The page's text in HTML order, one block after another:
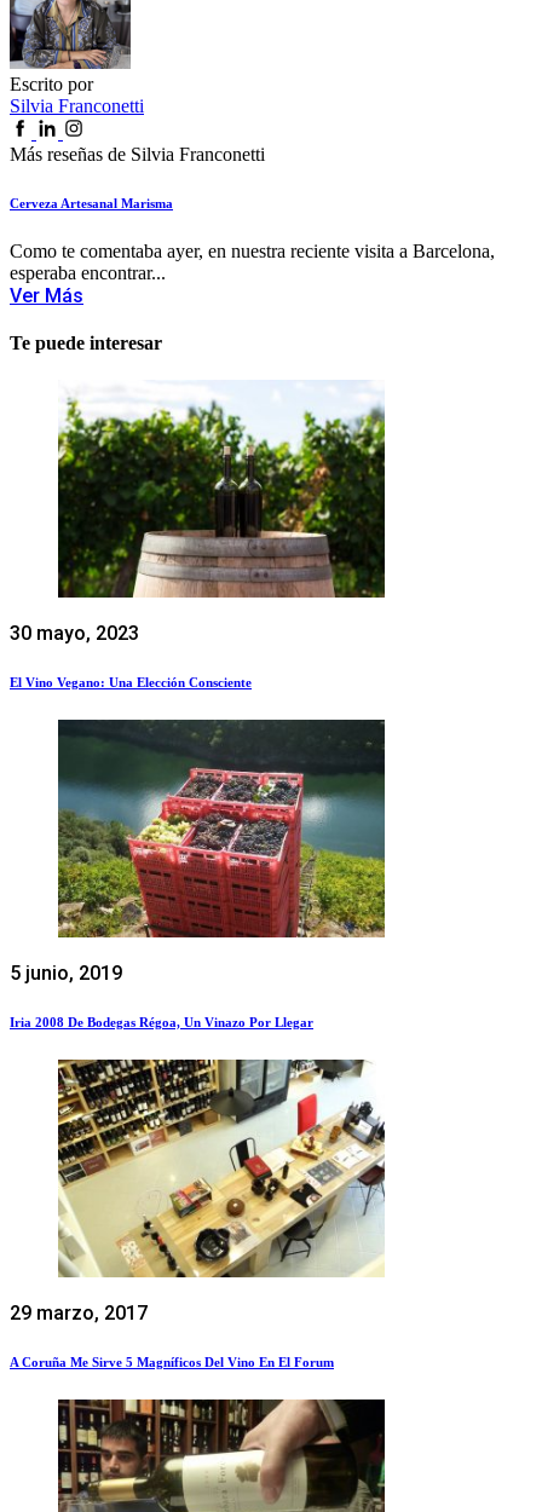
Escrito por
Silvia Franconetti
Más reseñas de Silvia Franconetti
Cerveza Artesanal Marisma
Como te comentaba ayer, en nuestra reciente visita a Barcelona,
esperaba encontrar...
Ver Más
Te puede interesar
30 mayo, 2023
El Vino Vegano: Una Elección Consciente
5 junio, 2019
Iria 2008 De Bodegas Régoa, Un Vinazo Por Llegar
29 marzo, 2017
A Coruña Me Sirve 5 Magníficos Del Vino En El Forum